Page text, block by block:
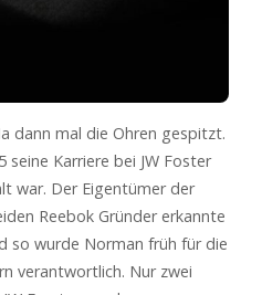
dann mal die Ohren gespitzt.
seine Karriere bei JW Foster
war. Der Eigentümer der
Reebok Gründer erkannte
so wurde Norman früh für die
verantwortlich. Nur zwei